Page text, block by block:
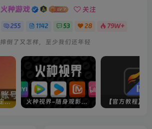
火种游戏 关注
255 1142 53 28 79W+
摔倒了又怎样，至少我们还年轻
【火种黑钻会员限定】雷神加速器账号 火种视界-随身观影神器（完美适配手机端）